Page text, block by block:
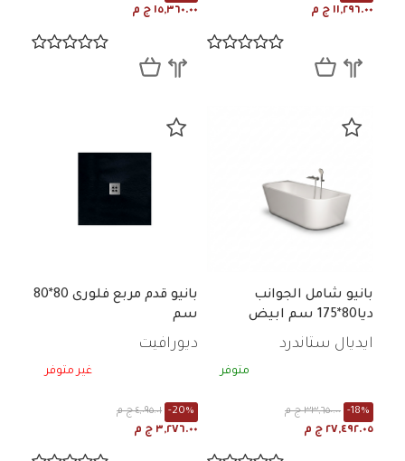
١١,٢٩٦.٠٠ ج م ١٥,٣٦٠.٠٠ ج م
بانيو شامل الجوانب
ديا80*175 سم ابيض
GA25501
ايديال ستاندرد
متوفر
٣٣,٦٥٠.٠٠ ج م -18%
٢٧,٤٩٢.٠٥ ج م
بانيو قدم مربع فلورى 80*80
سم
ديورافيت
غير متوفر
٤,٠٩٥.٠١ ج م -20%
٣,٢٧٦.٠٠ ج م